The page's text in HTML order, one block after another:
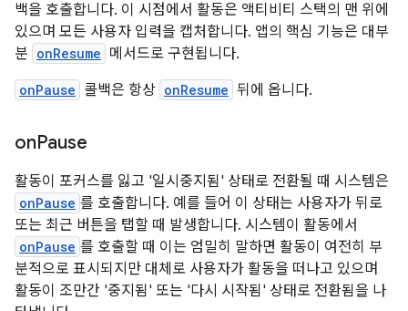
백을 호출합니다. 이 시점에서 활동은 액티비티 스택의 맨 위에
있으며 모든 사용자 입력을 캡처합니다. 앱의 핵심 기능은 대부
분 onResume 메서드로 구현됩니다.
onPause 콜백은 항상 onResume 뒤에 옵니다.
onPause
활동이 포커스를 잃고 '일시중지됨' 상태로 전환될 때 시스템은
onPause 를 호출합니다. 예를 들어 이 상태는 사용자가 뒤로
또는 최근 버튼을 탭할 때 발생합니다. 시스템이 활동에서
onPause 를 호출할 때 이는 엄밀히 말하면 활동이 여전히 부
분적으로 표시되지만 대체로 사용자가 활동을 떠나고 있으며
활동이 조만간 '중지됨' 또는 '다시 시작됨' 상태로 전환됨을 나